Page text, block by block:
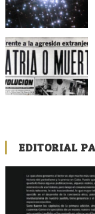
EDITORIAL